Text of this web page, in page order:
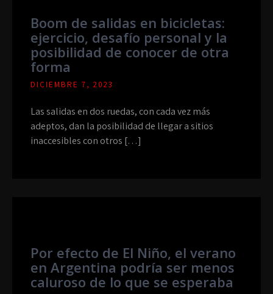
Boom de salidas en bicicletas:
ejercicio, desafío personal y la
posibilidad de conocer de otra
forma
DICIEMBRE 7, 2023
Las salidas en dos ruedas, con cada vez más
adeptos, dan la posibilidad de llegar a sitios
inaccesibles con otros […]
Por efecto de El Niño, el verano
en Argentina podría ser menos
caluroso de lo que se esperaba